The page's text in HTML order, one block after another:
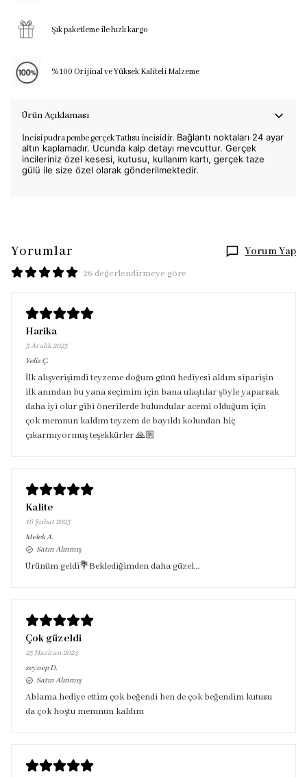
Şık paketleme ile hızlı kargo
%100 Orijinal ve Yüksek Kaliteli Malzeme
Ürün Açıklaması
İncisi pudra pembe gerçek Tatlısu incisidir. Bağlantı noktaları 24 ayar
altın kaplamadır. Ucunda kalp detayı mevcuttur. Gerçek
incileriniz özel kesesi, kutusu, kullanım kartı, gerçek taze
gülü ile size özel olarak gönderilmektedir.
Yorumlar Yorum Yap
26 değerlendirmeye göre
Harika
3 Aralık 2025
Yeliz Ç.
İlk alışverişimdi teyzeme doğum günü hediyesi aldım siparişin
ilk anından bu yana seçimim için bana ulaştılar şöyle yaparsak
daha iyi olur gibi önerilerde bulundular acemi olduğum için
çok memnun kaldım teyzem de bayıldı kolundan hiç
çıkarmıyormuş teşekkürler 🙏🏼
Kalite
16 Şubat 2025
MelekA.
Satın Alınmış
Ürünüm geldi💐Beklediğimden daha güzel…
Çok güzeldi
25 Haziran 2024
zeynepD.
Satın Alınmış
Ablama hediye ettim çok beğendi ben de çok beğendim kutusu
da çok hoştu memnun kaldım